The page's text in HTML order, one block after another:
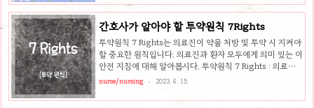
전혈 수혈은 대량의 혈액 손실이 있는 환자에게 활용됩니다.
구 농축액은 적혈구를 집중시킨 혈액제제로, 산소 운반 능력
을 높이는 목적으로 사용됩니다. 이 제품은 빈혈이나 출혈로
인한 헤모글로빈 감소가 있는 환자에게 수혈되어 적절한 산
소 공급을 보장합니다. 혈소판 농축액 (Platelet
Concentrate) - 혈소판 농축액은 혈소판 감소..
간호사가 알아야 할 투약원칙 7Rights
투약원칙 7 Rights는 의료진이 약물 처방 및 투약 시 지켜야
할 중요한 원칙입니다. 의료진과 환자 모두에게 의미 있는 이
안전 지침에 대해 알아봅시다. 투약원칙 7 Rights : 의료진
과 환자를 위한 필수 지침 안녕하세요! 오늘은 의료 분야에서
려 합니다. 투약원칙은 환자의 안전과 건강을 위해 반드시 알
nurse/nursing 2023. 6. 15.